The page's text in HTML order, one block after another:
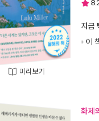
미리보기
지금
이
화제